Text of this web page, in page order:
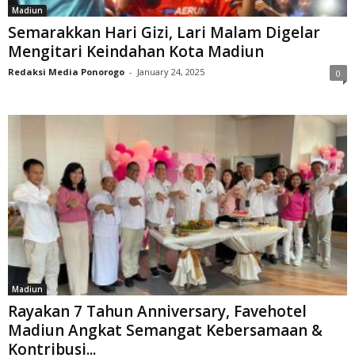
Madiun
Semarakkan Hari Gizi, Lari Malam Digelar
Mengitari Keindahan Kota Madiun
Redaksi Media Ponorogo - January 24, 2025 0
Madiun
Rayakan 7 Tahun Anniversary, Favehotel
Madiun Angkat Semangat Kebersamaan &
Kontribusi...